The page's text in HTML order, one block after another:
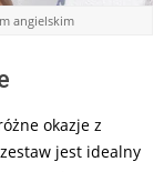
angielskim
okazje z
jest idealny